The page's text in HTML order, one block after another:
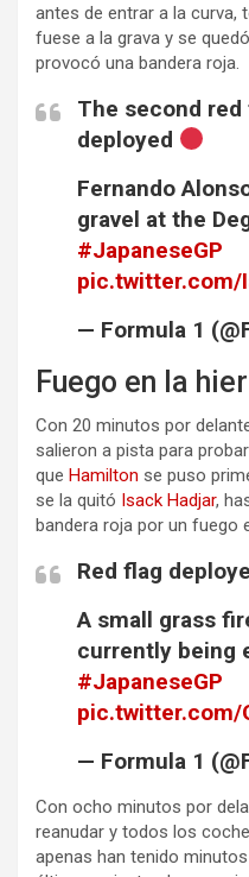
antes de entrar a la curva,
fuese a la grava y se
provocó una bandera roja.
The second
deployed
Fernando
gravel at the
#JapaneseGP
pic.twitter.com/
— Formula 1
Fuego en la
Con 20 minutos por
salieron a pista para
que Hamilton se puso
se la quitó Isack Hadjar,
bandera roja por un fuego
Red flag
A small grass
currently being
#JapaneseGP
pic.twitter.com/
— Formula 1
Con ocho minutos por
reanudar y todos los
apenas han tenido